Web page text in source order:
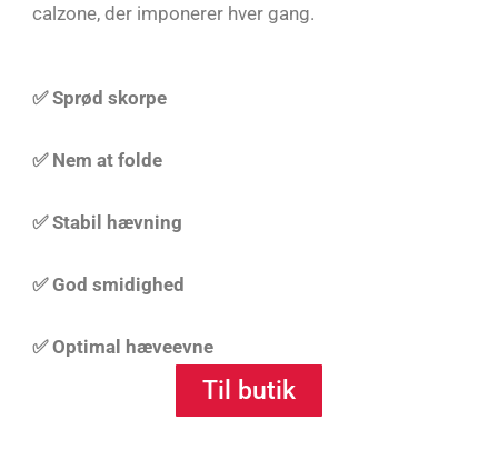
calzone, der imponerer hver gang.
✅ Sprød skorpe
✅ Nem at folde
✅ Stabil hævning
✅ God smidighed
✅ Optimal hæveevne
Til butik